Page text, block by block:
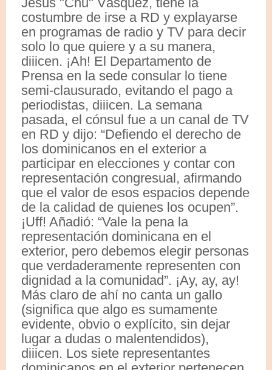
costumbre de irse a RD y explayarse
en programas de radio y TV para decir
solo lo que quiere y a su manera,
diiicen. ¡Ah! El Departamento de
Prensa en la sede consular lo tiene
semi-clausurado, evitando el pago a
periodistas, diiicen. La semana
pasada, el cónsul fue a un canal de TV
en RD y dijo: “Defiendo el derecho de
los dominicanos en el exterior a
participar en elecciones y contar con
representación congresual, afirmando
que el valor de esos espacios depende
de la calidad de quienes los ocupen”.
¡Uff! Añadió: “Vale la pena la
representación dominicana en el
exterior, pero debemos elegir personas
que verdaderamente representen con
dignidad a la comunidad”. ¡Ay, ay, ay!
Más claro de ahí no canta un gallo
(significa que algo es sumamente
evidente, obvio o explícito, sin dejar
lugar a dudas o malentendidos),
diiicen. Los siete representantes